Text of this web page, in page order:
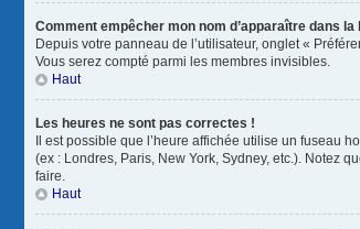
Comment empêcher mon nom d’apparaître dans
Depuis votre panneau de l’utilisateur, onglet «
Vous serez compté parmi les membres invisibles.
Haut
Les heures ne sont pas correctes !
Il est possible que l’heure affichée utilise un fuseau
(ex : Londres, Paris, New York, Sydney, etc.). Notez
faire.
Haut